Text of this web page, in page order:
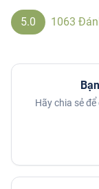
5.0 1063
Hãy chia sẻ